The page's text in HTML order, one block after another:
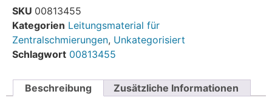
SKU 00813455
Kategorien Leitungsmaterial für
Zentralschmierungen, Unkategorisiert
Schlagwort 00813455
Beschreibung Zusätzliche Informationen